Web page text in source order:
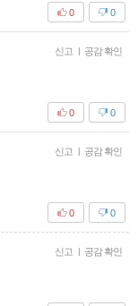
0
0
신고 | 공감 확인
0
0
신고 | 공감 확인
0
0
신고 | 공감 확인